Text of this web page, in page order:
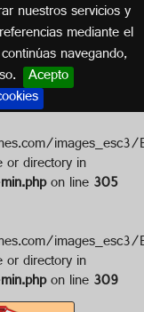
nuestros servicios y
mediante el
navegando,
Acepto
directory in
on line305
directory in
on line309